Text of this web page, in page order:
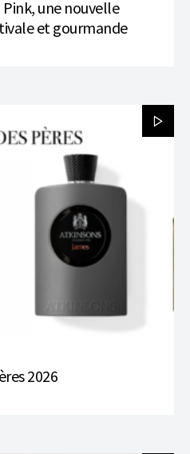
Pink, une nouvelle
et gourmande
2026